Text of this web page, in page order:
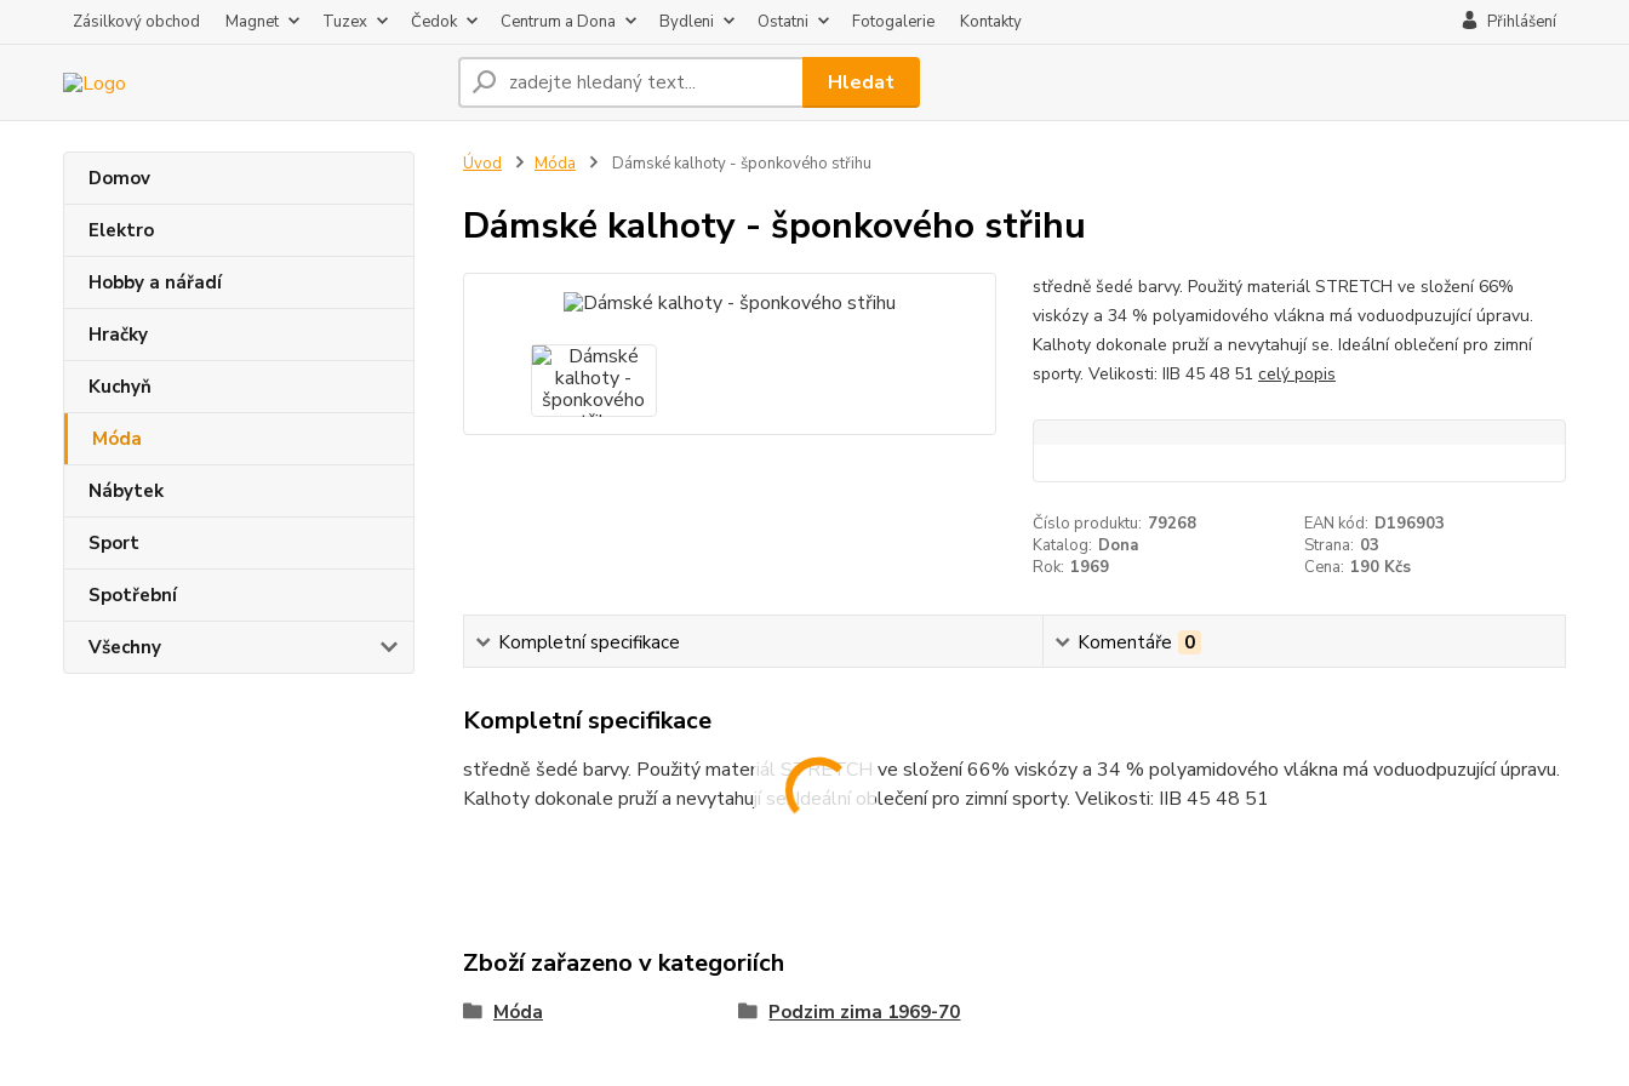
Zásilkový obchod Magnet Tuzex Čedok Centrum a Dona Bydleni Ostatni Fotogalerie Kontakty Přihlášení
Hledat
Domov
Elektro
Hobby a nářadí
Hračky
Kuchyň
Móda
Nábytek
Sport
Spotřební
Všechny
Úvod Móda Dámské kalhoty - šponkového střihu
Dámské kalhoty - šponkového střihu
středně šedé barvy. Použitý materiál STRETCH ve složení 66%
viskózy a 34 % polyamidového vlákna má voduodpuzující úpravu.
Kalhoty dokonale pruží a nevytahují se. Ideální oblečení pro zimní
sporty. Velikosti: IIB 45 48 51 celý popis
Číslo produktu: 79268 EAN kód: D196903
Katalog: Dona Strana: 03
Rok: 1969 Cena: 190 Kčs
Kompletní specifikace Komentáře 0
Kompletní specifikace
středně šedé barvy. Použitý materiál STRETCH ve složení 66% viskózy a 34 % polyamidového vlákna má voduodpuzující úpravu.
Kalhoty dokonale pruží a nevytahují se. Ideální oblečení pro zimní sporty. Velikosti: IIB 45 48 51
Zboží zařazeno v kategoriích
Móda Podzim zima 1969-70